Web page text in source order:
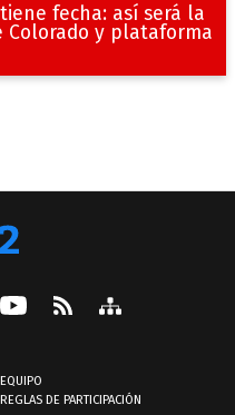
fecha: así será la
Colorado y plataforma
EQUIPO
REGLAS DE PARTICIPACIÓN